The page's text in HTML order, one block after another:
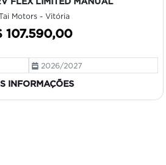
Motors - Vitória
107.590,00
2026/2027
INFORMAÇÕES